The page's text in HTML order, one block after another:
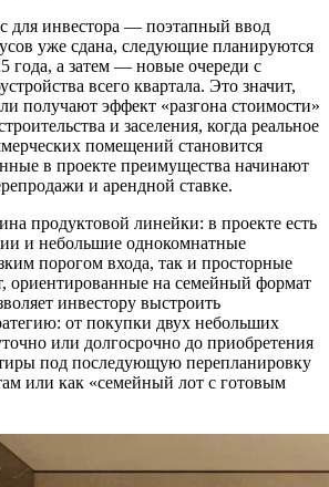
инвестора — поэтапный ввод
уже сдана, следующие планируются
года, а затем — новые очереди с
всего квартала. Это значит,
получают эффект «разгона стоимости»
и заселения, когда реальное
помещений становится
в проекте преимущества начинают
и арендной ставке.
продуктовой линейки: в проекте есть
и небольшие однокомнатные
порогом входа, так и просторные
ориентированные на семейный формат
инвестору выстроить
от покупки двух небольших
или долгосрочно до приобретения
под последующую перепланировку
или как «семейный лот с готовым